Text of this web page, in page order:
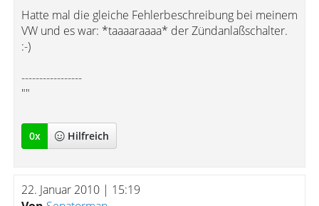
Hatte mal die gleiche Fehlerbeschreibung bei meinem
VW und es war: *taaaaraaaa* der Zündanlaßschalter.
:-)
-----------------
""
0x Hilfreich
22. Januar 2010 | 15:19